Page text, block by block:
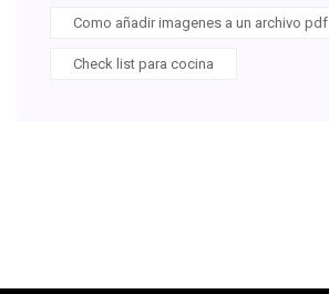
Como añadir imagenes a un archivo pdf
Check list para cocina